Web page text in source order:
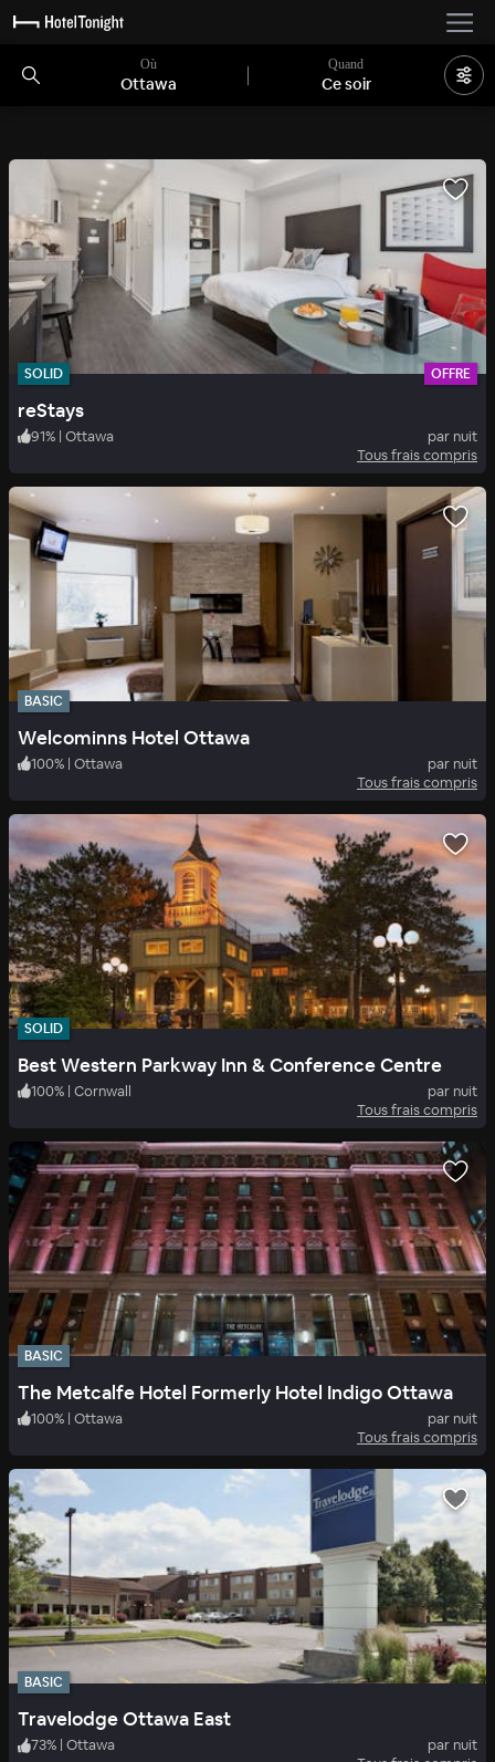
Où
Ottawa
Quand
Ce soir
SOLID OFFRE
reStays
91% | Ottawa
par nuit
Tous frais compris
BASIC
Welcominns Hotel Ottawa
100% | Ottawa
par nuit
Tous frais compris
SOLID
Best Western Parkway Inn & Conference Centre
100% | Cornwall
par nuit
Tous frais compris
BASIC
The Metcalfe Hotel Formerly Hotel Indigo Ottawa
100% | Ottawa
par nuit
Tous frais compris
BASIC
Travelodge Ottawa East
73% Ottawa
par nuit